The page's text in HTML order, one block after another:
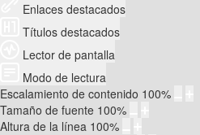
Enlaces destacados
Títulos destacados
Lector de pantalla
Modo de lectura
Escalamiento de contenido 100%
Tamaño de fuente 100%
Altura de la línea 100%